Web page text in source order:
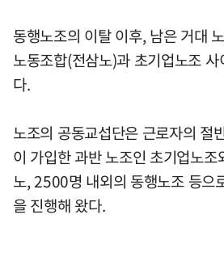
동행노조의 이탈 이후, 남은 거대
노동조합(전삼노)과 초기업노조
다.
노조의 공동교섭단은 근로자의 절
이 가입한 과반 노조인 초기업노
노, 2500명 내외의 동행노조 등으
을 진행해 왔다.